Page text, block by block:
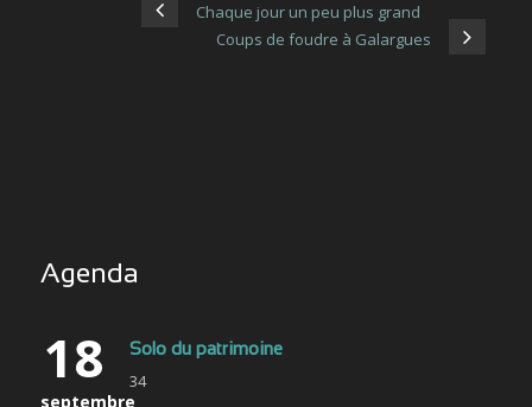
Chaque jour un peu plus grand
Coups de foudre à Galargues
Agenda
18
septembre
Solo du patrimoine
34